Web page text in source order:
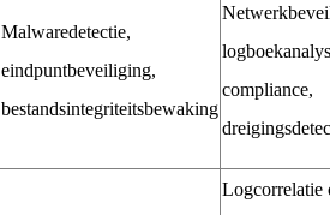
Malwaredetectie,
eindpuntbeveiliging,
bestandsintegriteitsbewaking
compliance,
Logcorrelatie